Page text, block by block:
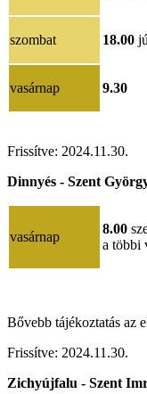
szombat 18.00
vasárnap 9.30
Frissítve: 2024.11.30.
Dinnyés - Szent
vasárnap
8.00
a többi
Bővebb tájékoztatás az
Frissítve: 2024.11.30.
Zichyújfalu - Szent